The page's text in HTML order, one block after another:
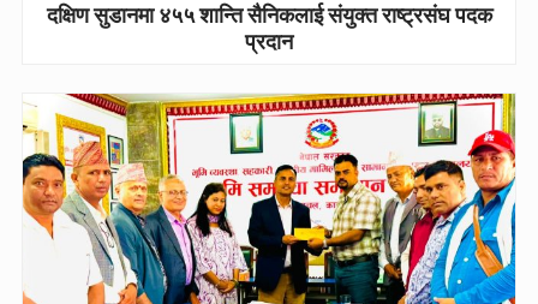
दक्षिण सुडानमा ४५५ शान्ति सैनिकलाई संयुक्त राष्ट्रसंघ पदक
प्रदान